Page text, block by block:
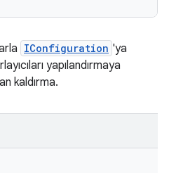
IConfiguration 'ya
yapılandırmaya
kaldırma.